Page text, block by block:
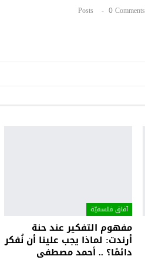
0 Comments
آفاق فلسفيّة‎
مفهوم التفكير عند حنة
أرندت: لماذا يجب علينا أن نُفكر
دائمًا؟ .. أحمد مصطفى